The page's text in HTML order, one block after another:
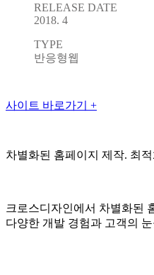
RELEASE DATE
2018. 4
TYPE
반응형웹
사이트 바로가기 +
차별화된 홈페이지 제작. 최
크로스디자인에서 차별화된
다양한 개발 경험과 고객의